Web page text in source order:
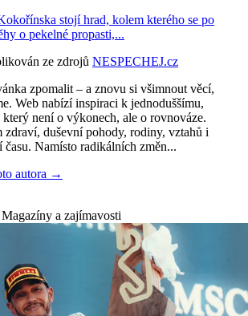
stojí hrad, kolem kterého se po
o pekelné propasti,...
ze zdrojů NESPECHEJ.cz
zpomalit – a znovu si všimnout věcí,
Web nabízí inspiraci k jednoduššímu,
není o výkonech, ale o rovnováze.
zdraví, duševní pohody, rodiny, vztahů i
Namísto radikálních změn...
autora →
Magazíny a zajímavosti